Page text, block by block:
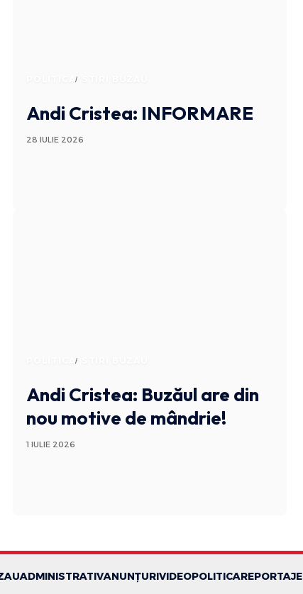
POLITICA
Andi Cristea: INFORMARE
28 IULIE 2026
POLITICA
Andi Cristea: Buzăul are din
nou motive de mândrie!
1 IULIE 2026
ADMINISTRATIVANUNȚURIVIDEOPOLITICAREPORTAJE